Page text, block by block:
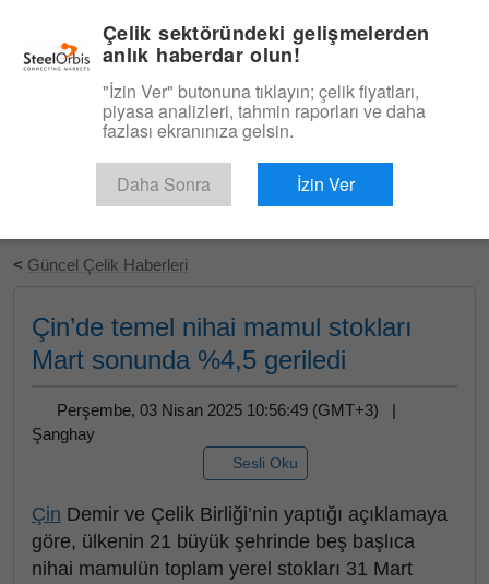
Ücretsiz Deneyin
< Güncel Çelik Haberleri
Çin’de temel nihai mamul stokları
Mart sonunda %4,5 geriledi
Perşembe, 03 Nisan 2025 10:56:49 (GMT+3) |
Şanghay
Sesli Oku
Çin Demir ve Çelik Birliği’nin yaptığı açıklamaya
göre, ülkenin 21 büyük şehrinde beş başlıca
nihai mamulün toplam yerel stokları 31 Mart
Çelik sektöründeki gelişmelerden
anlık haberdar olun!
"İzin Ver" butonuna tıklayın; çelik fiyatları,
piyasa analizleri, tahmin raporları ve daha
fazlası ekranınıza gelsin.
Daha Sonra İzin Ver